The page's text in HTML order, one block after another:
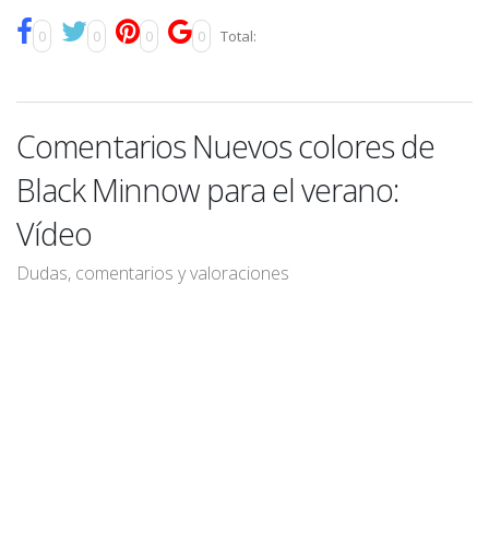
0 0 0 0 Total:
Comentarios Nuevos colores de
Black Minnow para el verano:
Vídeo
Dudas, comentarios y valoraciones